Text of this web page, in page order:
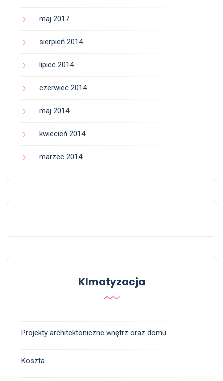
maj 2017
sierpień 2014
lipiec 2014
czerwiec 2014
maj 2014
kwiecień 2014
marzec 2014
Klmatyzacja
Projekty architektoniczne wnętrz oraz domu
Koszta